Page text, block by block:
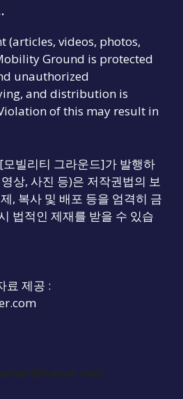
(articles, videos, photos,
Ground is protected
unauthorized
and distribution is
of this may result in
빌리티 그라운드]가 발행하
상, 사진 등)은 저작권법의 보
, 복사 및 배포 등을 엄격히 금
법적인 제재를 받을 수 있습
료 제공 :